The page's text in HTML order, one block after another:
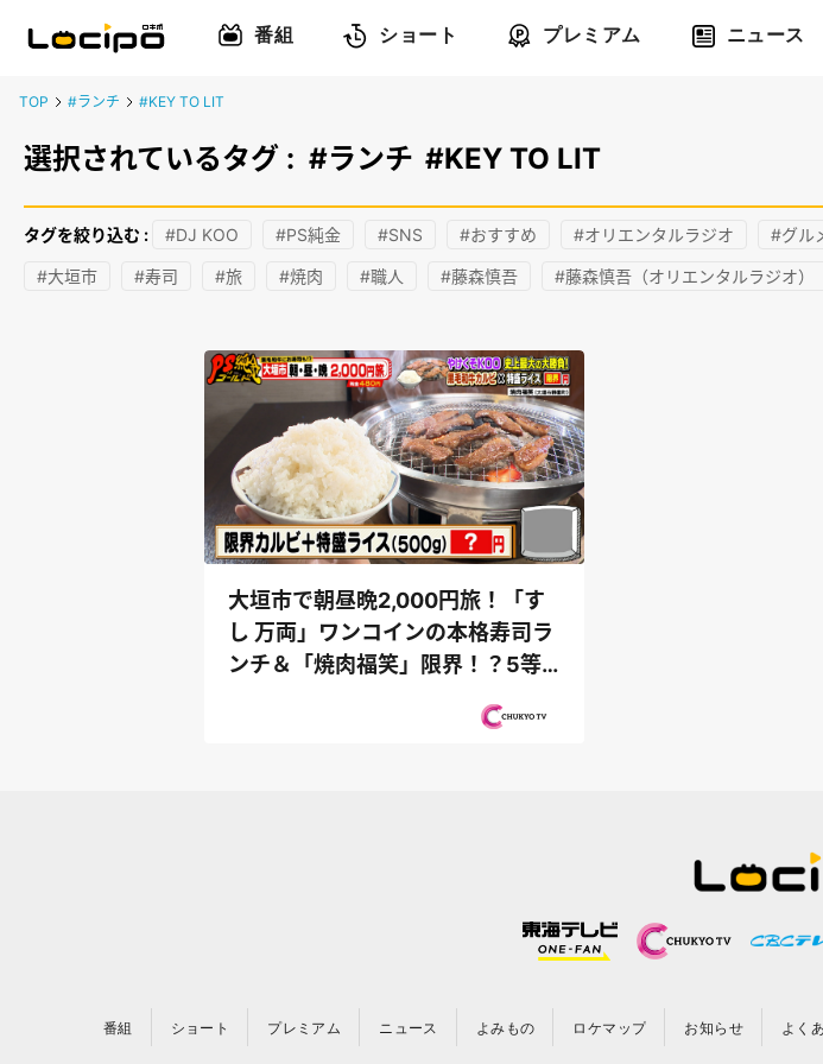
番組 ショート プレミアム ニュース
TOP #ランチ #KEY TO LIT
選択されているタグ : #ランチ #KEY TO LIT
タグを絞り込む : #DJ KOO #PS純金 #SNS #おすすめ #オリエンタルラジオ #グル
#大垣市 #寿司 #旅 #焼肉 #職人 #藤森慎吾 #藤森慎吾（オリエンタルラジオ）
大垣市で朝昼晩2,000円旅！「す
し 万両」ワンコインの本格寿司ラ
ンチ＆「焼肉福笑」限界！？5等
番組 ショート プレミアム ニュース よみもの ロケマップ お知らせ よく